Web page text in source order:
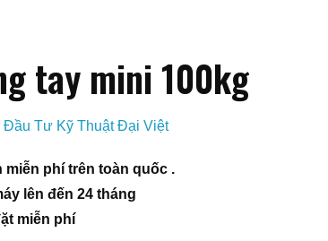
tay mini 100kg
Đầu Tư Kỹ Thuật Đại Việt
miễn phí trên toàn quốc .
lên đến 24 tháng
miễn phí